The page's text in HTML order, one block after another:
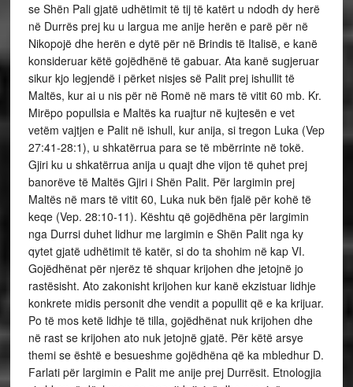
se Shën Pali gjatë udhëtimit të tij të katërt u ndodh dy herë
në Durrës prej ku u largua me anije herën e parë për në
Nikopojë dhe herën e dytë për në Brindis të Italisë, e kanë
konsideruar këtë gojëdhënë të gabuar. Ata kanë sugjeruar
sikur kjo legjendë i përket nisjes së Palit prej ishullit të
Maltës, kur ai u nis për në Romë në mars të vitit 60 mb. Kr.
Mirëpo popullsia e Maltës ka ruajtur në kujtesën e vet
vetëm vajtjen e Palit në ishull, kur anija, si tregon Luka (Vep
27:41-28:1), u shkatërrua para se të mbërrinte në tokë.
Gjiri ku u shkatërrua anija u quajt dhe vijon të quhet prej
banorëve të Maltës Gjiri i Shën Palit. Për largimin prej
Maltës në mars të vitit 60, Luka nuk bën fjalë për kohë të
keqe (Vep. 28:10-11). Kështu që gojëdhëna për largimin
nga Durrsi duhet lidhur me largimin e Shën Palit nga ky
qytet gjatë udhëtimit të katër, si do ta shohim në kap VI.
Gojëdhënat për njerëz të shquar krijohen dhe jetojnë jo
rastësisht. Ato zakonisht krijohen kur kanë ekzistuar lidhje
konkrete midis personit dhe vendit a popullit që e ka krijuar.
Po të mos ketë lidhje të tilla, gojëdhënat nuk krijohen dhe
në rast se krijohen ato nuk jetojnë gjatë. Për këtë arsye
themi se është e besueshme gojëdhëna që ka mbledhur D.
Farlati për largimin e Palit me anije prej Durrësit. Etnologjia